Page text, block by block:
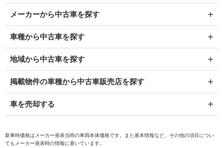
メーカーから中古車を探す
車種から中古車を探す
地域から中古車を探す
掲載物件の車種から中古車販売店を探す
車を売却する
新車時価格はメーカー発表当時の車両本体価格です。また基本情報など、その他の項目につい
てもメーカー発表時の情報に基いています。